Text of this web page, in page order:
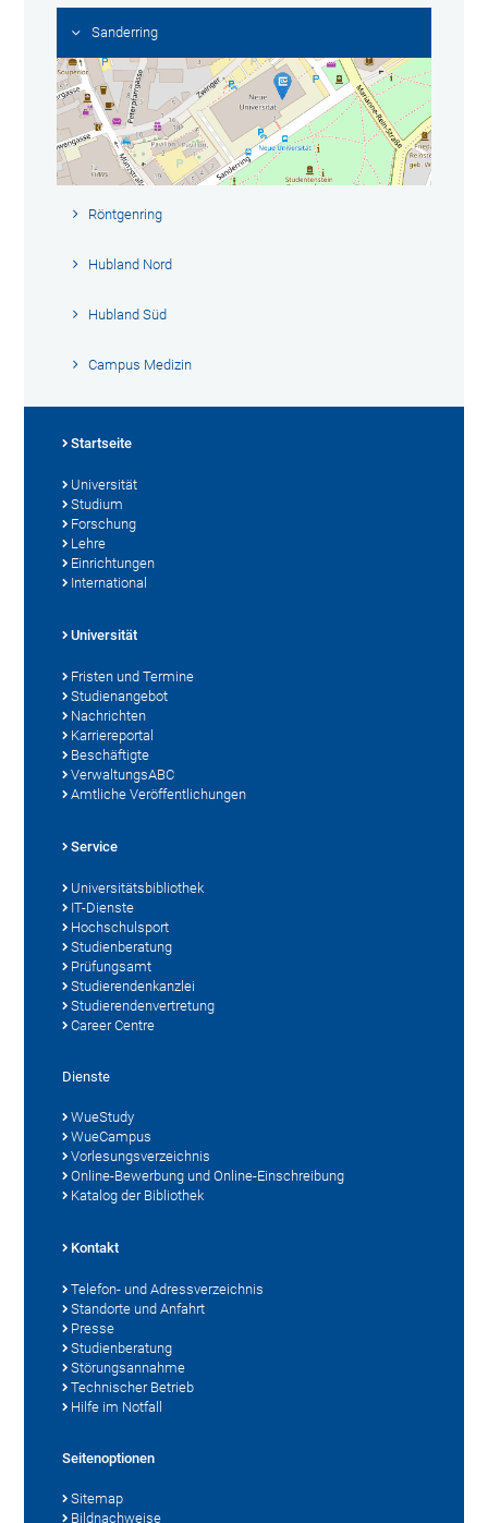
Sanderring
Röntgenring
Hubland Nord
Hubland Süd
Campus Medizin
Startseite
Universität
Studium
Forschung
Lehre
Einrichtungen
International
Universität
Fristen und Termine
Studienangebot
Nachrichten
Karriereportal
Beschäftigte
VerwaltungsABC
Amtliche Veröffentlichungen
Service
Universitätsbibliothek
IT-Dienste
Hochschulsport
Studienberatung
Prüfungsamt
Studierendenkanzlei
Studierendenvertretung
Career Centre
Dienste
WueStudy
WueCampus
Vorlesungsverzeichnis
Online-Bewerbung und Online-Einschreibung
Katalog der Bibliothek
Kontakt
Telefon- und Adressverzeichnis
Standorte und Anfahrt
Presse
Studienberatung
Störungsannahme
Technischer Betrieb
Hilfe im Notfall
Seitenoptionen
Sitemap
Bildnachweise